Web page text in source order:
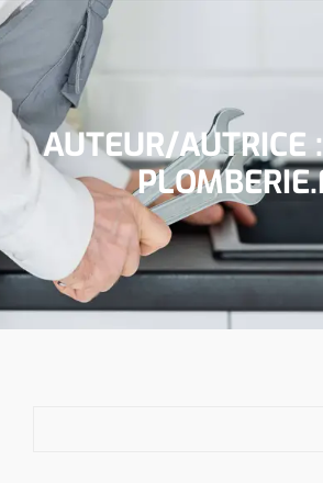
AUTEUR/AUTRICE